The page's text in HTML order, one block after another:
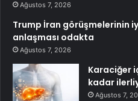
Ağustos 7, 2026
Trump İran görüşmelerinin
anlaşması odakta
Ağustos 7, 2026
Karaciğer
kadar
Ağustos 7,